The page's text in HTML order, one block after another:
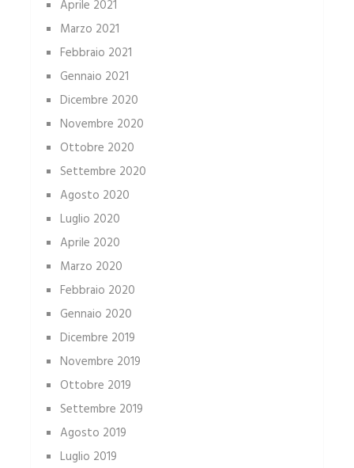
Aprile 2021
Marzo 2021
Febbraio 2021
Gennaio 2021
Dicembre 2020
Novembre 2020
Ottobre 2020
Settembre 2020
Agosto 2020
Luglio 2020
Aprile 2020
Marzo 2020
Febbraio 2020
Gennaio 2020
Dicembre 2019
Novembre 2019
Ottobre 2019
Settembre 2019
Agosto 2019
Luglio 2019